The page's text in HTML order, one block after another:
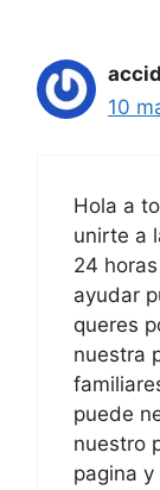
10
Hola a
unirte a
24
ayudar
queres
nuestra
puede
nuestro
pagina